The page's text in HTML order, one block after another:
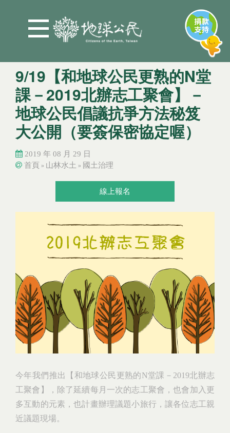
9/19【和地球公民更熟的N堂
課－2019北辦志工聚會】－
地球公民倡議抗爭方法秘笈
大公開（要簽保密協定喔）
2019 年 08 月 29 日
您在這裡
首頁 » 山林水土 » 國土治理
線上報名
今年我們推出【和地球公民更熟的N堂課－2019北辦志
工聚會】，除了延續每月一次的志工聚會，也會加入更
多互動的元素，也計畫辦理議題小旅行，讓各位志工親
近議題現場。